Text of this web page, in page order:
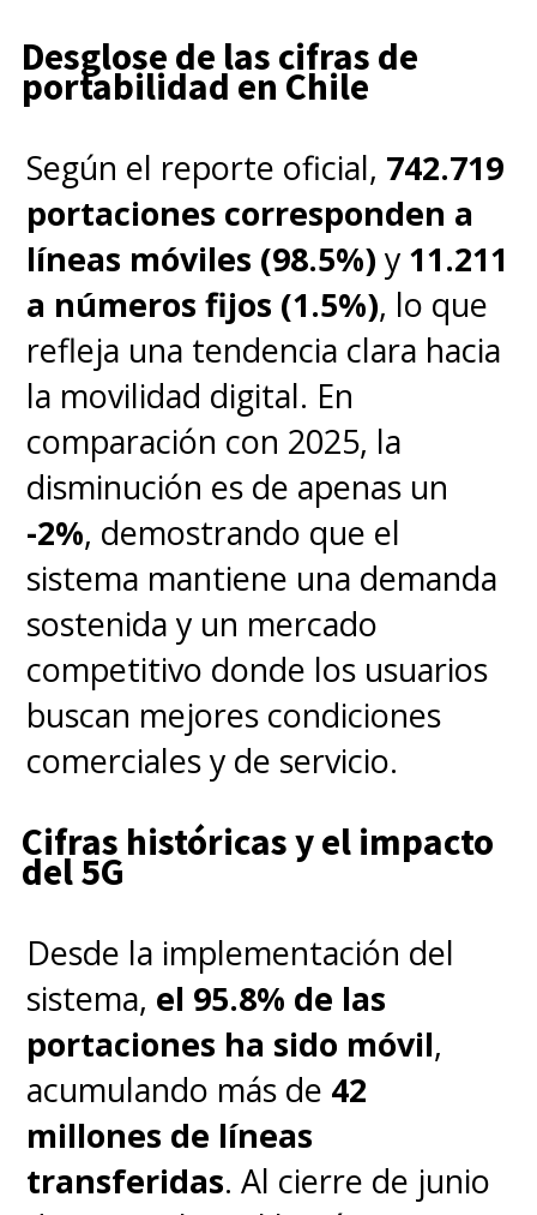
Desglose de las cifras de
portabilidad en Chile
Según el reporte oficial, 742.719
portaciones corresponden a
líneas móviles (98.5%) y 11.211
a números fijos (1.5%), lo que
refleja una tendencia clara hacia
la movilidad digital. En
comparación con 2025, la
disminución es de apenas un
-2%, demostrando que el
sistema mantiene una demanda
sostenida y un mercado
competitivo donde los usuarios
buscan mejores condiciones
comerciales y de servicio.
Cifras históricas y el impacto
del 5G
Desde la implementación del
sistema, el 95.8% de las
portaciones ha sido móvil,
acumulando más de 42
millones de líneas
transferidas. Al cierre de junio